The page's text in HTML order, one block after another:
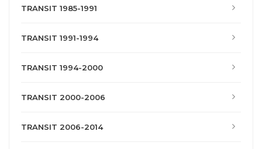
TRANSIT 1985-1991
TRANSIT 1991-1994
TRANSIT 1994-2000
TRANSIT 2000-2006
TRANSIT 2006-2014